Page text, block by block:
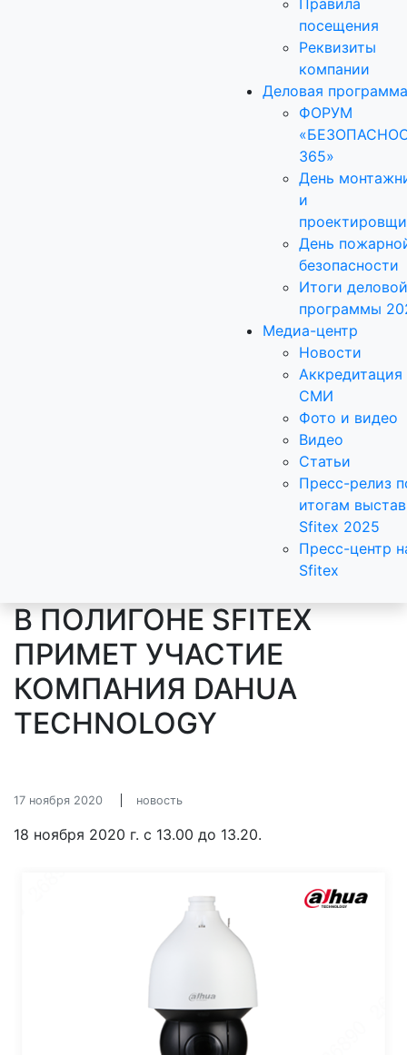
Правила
посещения
Реквизиты
компании
Деловая программа
ФОРУМ
365»
День
и
День
безопасности
Итоги деловой
программы
Медиа-центр
Новости
Аккредитация
СМИ
Фото и видео
Видео
Статьи
Пресс-релиз
итогам
Sfitex 2025
Пресс-центр
Sfitex
В ПОЛИГОНЕ SFITEX
ПРИМЕТ УЧАСТИЕ
КОМПАНИЯ DAHUA
TECHNOLOGY
17 ноября 2020 новость
18 ноября 2020 г. с 13.00 до 13.20.